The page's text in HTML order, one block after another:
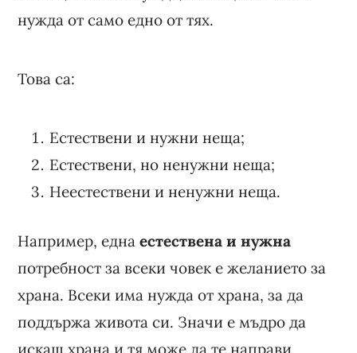
нужда от само едно от тях.
Това са:
Естествени и нужни неща;
Естествени, но ненужни неща;
Неестествени и ненужни неща.
Например, еднаестествена и нужна
потребност за всеки човек е желанието за
храна. Всеки има нужда от храна, за да
поддържа живота си. Значи е мъдро да